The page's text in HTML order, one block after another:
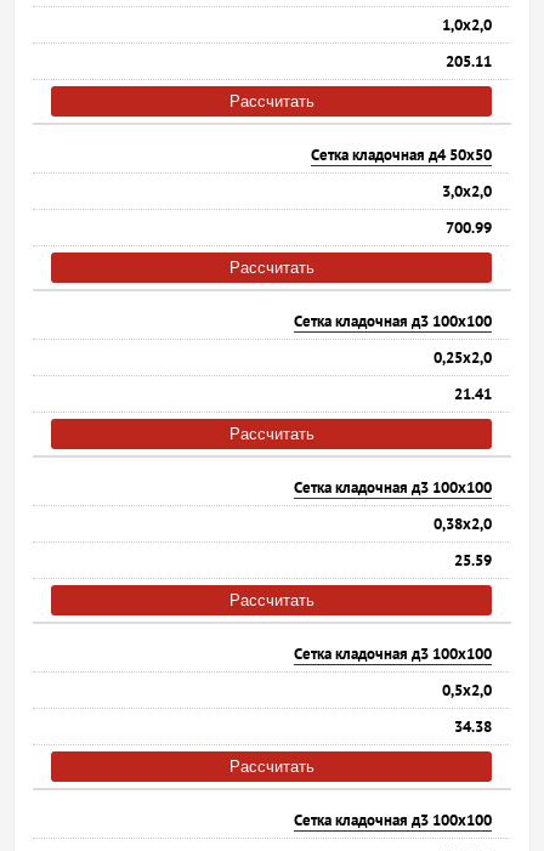
1,0х2,0
205.11
Рассчитать
Сетка кладочная д4 50х50
3,0х2,0
700.99
Рассчитать
Сетка кладочная д3 100х100
0,25х2,0
21.41
Рассчитать
Сетка кладочная д3 100х100
0,38х2,0
25.59
Рассчитать
Сетка кладочная д3 100х100
0,5х2,0
34.38
Рассчитать
Сетка кладочная д3 100х100